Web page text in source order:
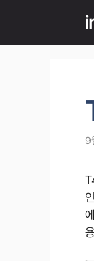
content
9